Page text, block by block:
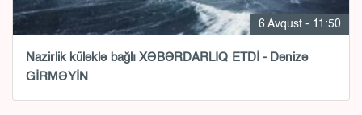
6 Avqust - 11:50
Nazirlik küləklə bağlı XƏBƏRDARLIQ ETDİ - Dənizə
GİRMƏYİN